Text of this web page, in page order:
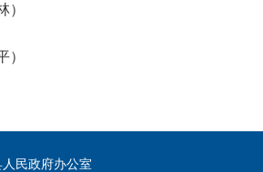
）
）
民政府办公室